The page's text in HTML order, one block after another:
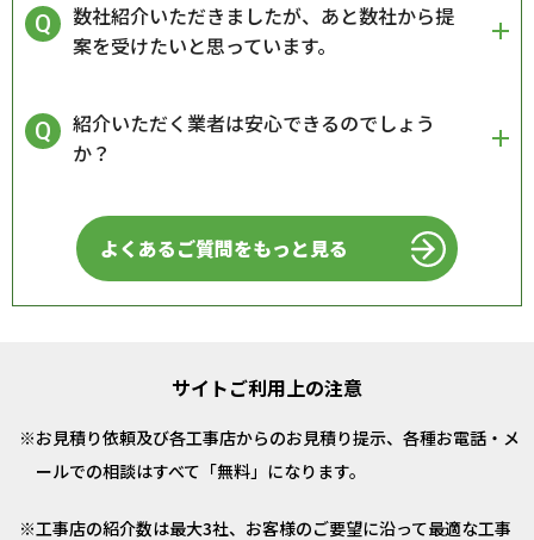
数社紹介いただきましたが、あと数社から提
案を受けたいと思っています。
紹介いただく業者は安心できるのでしょう
か？
よくあるご質問をもっと見る
サイトご利用上の注意
お見積り依頼及び各工事店からのお見積り提示、各種お電話・メ
ールでの相談はすべて「無料」になります。
工事店の紹介数は最大3社、お客様のご要望に沿って最適な工事